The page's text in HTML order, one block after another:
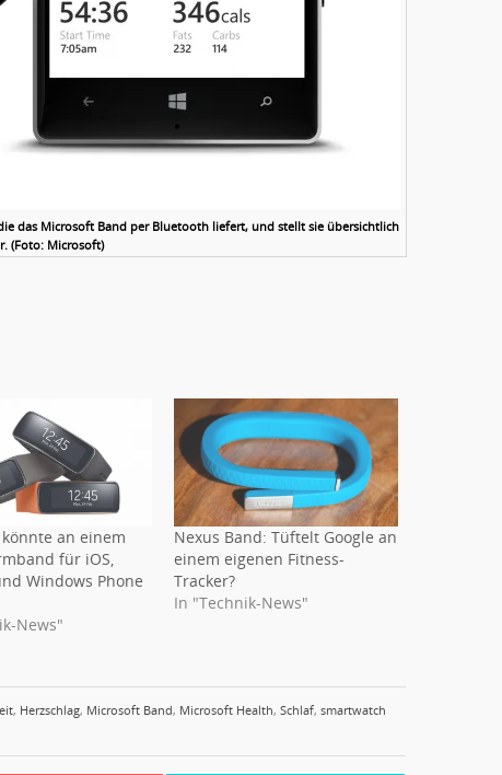
das Microsoft Band per Bluetooth liefert, und stellt sie übersichtlich
(Foto: Microsoft)
an einem
für iOS,
Windows Phone
News"
Nexus Band: Tüftelt Google an
einem eigenen Fitness-
Tracker?
In "Technik-News"
, Herzschlag, Microsoft Band, Microsoft Health, Schlaf, smartwatch